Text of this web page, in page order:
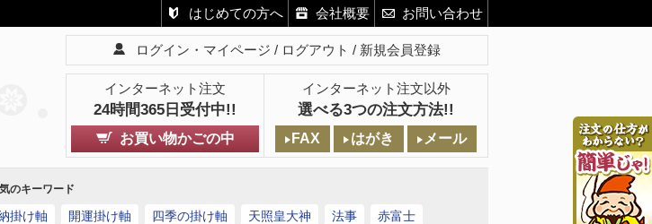
はじめての方へ 会社概要 お問い合わせ
ログイン・マイページ ログアウト 新規会員登録
インターネット注文
24時間365日受付中!!
インターネット注文以外
選べる3つの注文方法!!
お買い物かごの中 FAX はがき メール
のキーワード
掛け軸 開運掛け軸 四季の掛け軸 天照皇大神 法事 赤富士